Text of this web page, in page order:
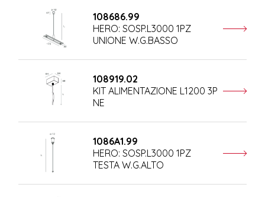
108686.99
HERO: SOSP.L3000 1PZ
UNIONE W.G.BASSO
108919.02
KIT ALIMENTAZIONE L1200 3P
NE
1086A1.99
HERO: SOSP.L3000 1PZ
TESTA W.G.ALTO